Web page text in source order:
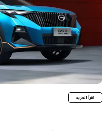
اقرأ المزيد